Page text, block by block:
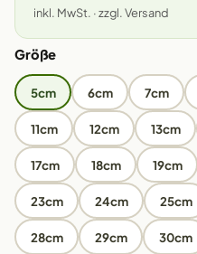
inkl. MwSt. · zzgl. Versand
Größe
5cm 6cm 7cm
11cm 12cm 13cm
17cm 18cm 19cm
23cm 24cm 25cm
28cm 29cm 30cm